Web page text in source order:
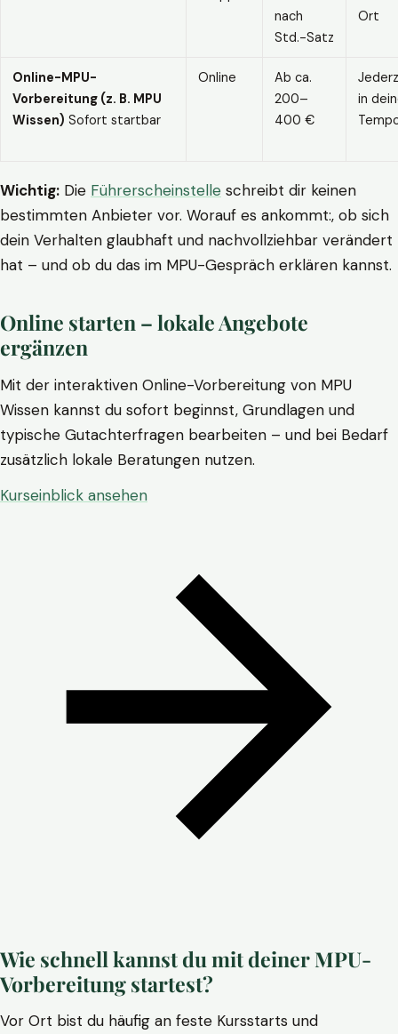
nach
Std.-Satz
Ort
Online-MPU-
Vorbereitung (z. B. MPU
Wissen) Sofort startbar
Online
Ab ca.
200–
400 €
in
Wichtig: Die Führerscheinstelle schreibt dir keinen
bestimmten Anbieter vor. Worauf es ankommt:, ob sich
dein Verhalten glaubhaft und nachvollziehbar verändert
hat – und ob du das im MPU-Gespräch erklären kannst.
Online starten – lokale Angebote
ergänzen
Mit der interaktiven Online-Vorbereitung von MPU
Wissen kannst du sofort beginnst, Grundlagen und
typische Gutachterfragen bearbeiten – und bei Bedarf
zusätzlich lokale Beratungen nutzen.
Kurseinblick ansehen
Wie schnell kannst du mit deiner MPU-
Vorbereitung startest?
Vor Ort bist du häufig an feste Kursstarts und